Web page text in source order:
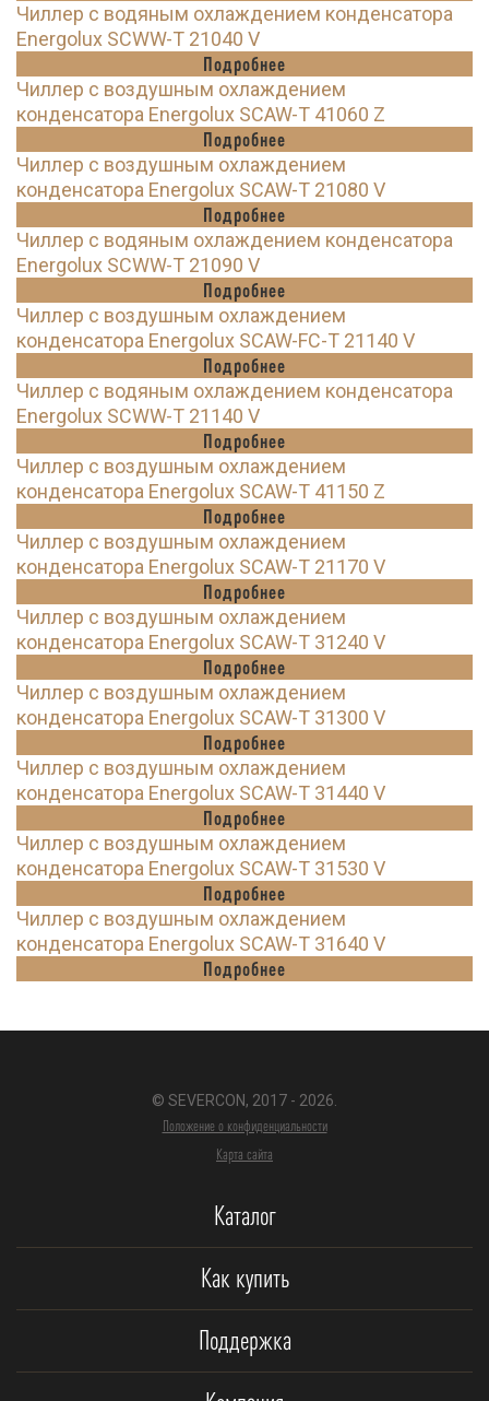
Чиллер с водяным охлаждением конденсатора
Energolux SCWW-T 21040 V
Подробнее
Чиллер с воздушным охлаждением
конденсатора Energolux SCAW-T 41060 Z
Подробнее
Чиллер с воздушным охлаждением
конденсатора Energolux SCAW-T 21080 V
Подробнее
Чиллер с водяным охлаждением конденсатора
Energolux SCWW-T 21090 V
Подробнее
Чиллер с воздушным охлаждением
конденсатора Energolux SCAW-FC-T 21140 V
Подробнее
Чиллер с водяным охлаждением конденсатора
Energolux SCWW-T 21140 V
Подробнее
Чиллер с воздушным охлаждением
конденсатора Energolux SCAW-T 41150 Z
Подробнее
Чиллер с воздушным охлаждением
конденсатора Energolux SCAW-T 21170 V
Подробнее
Чиллер с воздушным охлаждением
конденсатора Energolux SCAW-T 31240 V
Подробнее
Чиллер с воздушным охлаждением
конденсатора Energolux SCAW-T 31300 V
Подробнее
Чиллер с воздушным охлаждением
конденсатора Energolux SCAW-T 31440 V
Подробнее
Чиллер с воздушным охлаждением
конденсатора Energolux SCAW-T 31530 V
Подробнее
Чиллер с воздушным охлаждением
конденсатора Energolux SCAW-T 31640 V
Подробнее
© SEVERCON, 2017 - 2026.
Положение о конфиденциальности
Карта сайта
Каталог
Как купить
Поддержка